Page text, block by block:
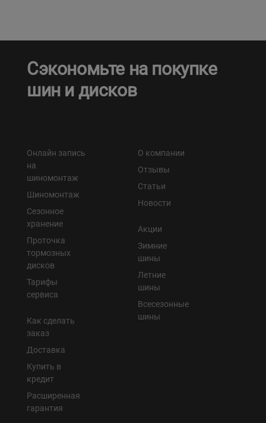
Сэкономьте на покупке
шин и дисков
Онлайн запись
на
шиномонтаж
Шиномонтаж
Сезонное
хранение
Проточка
тормозных
дисков
Тарифы
сервиса
Как сделать
заказ
Доставка
Купить в
кредит
Расширенная
гарантия
О компании
Отзывы
Статьи
Новости
Акции
Зимние
шины
Летние
шины
Всесезонные
шины